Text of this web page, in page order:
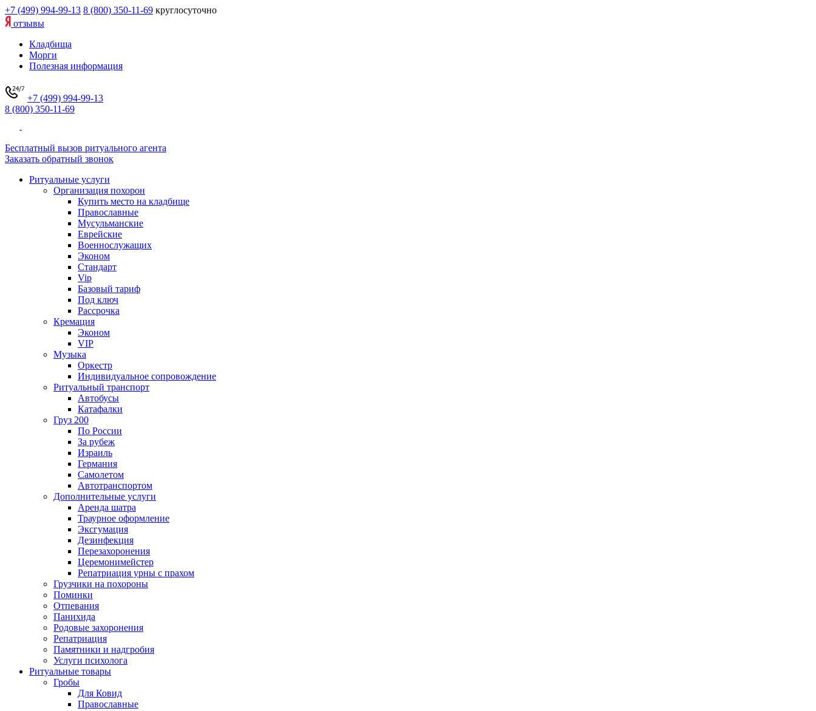
+7 (499) 994-99-13 8 (800) 350-11-69 круглосуточно
отзывы
Кладбища
Морги
Полезная информация
+7 (499) 994-99-13
8 (800) 350-11-69
Бесплатный вызов ритуального агента
Заказать обратный звонок
Ритуальные услуги
Организация похорон
Купить место на кладбище
Православные
Мусульманские
Еврейские
Военнослужащих
Эконом
Стандарт
Vip
Базовый тариф
Под ключ
Рассрочка
Кремация
Эконом
VIP
Музыка
Оркестр
Индивидуальное сопровождение
Ритуальный транспорт
Автобусы
Катафалки
Груз 200
По России
За рубеж
Израиль
Германия
Самолетом
Автотранспортом
Дополнительные услуги
Аренда шатра
Траурное оформление
Эксгумация
Дезинфекция
Перезахоронения
Церемонимейстер
Репатриация урны с прахом
Грузчики на похороны
Поминки
Отпевания
Панихида
Родовые захоронения
Репатриация
Памятники и надгробия
Услуги психолога
Ритуальные товары
Гробы
Для Ковид
Православные